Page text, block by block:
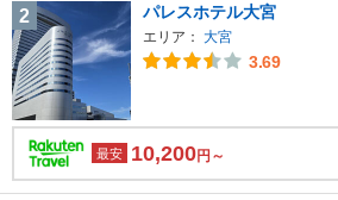
2 パレスホテル大宮
エリア： 大宮
3.69
最安 10,200円～